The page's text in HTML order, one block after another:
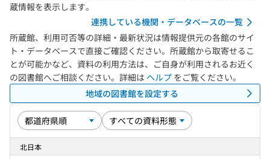
蔵情報を表示します。
連携している機関・データベースの一覧
所蔵館、利用可否等の詳細・最新状況は情報提供元の各館のサイ
ト・データベースで直接ご確認ください。所蔵館から取寄せるこ
とが可能かなど、資料の利用方法は、ご自身が利用されるお近く
の図書館へご相談ください。詳細は ヘルプ をご覧ください。
地域の図書館を設定する
北日本